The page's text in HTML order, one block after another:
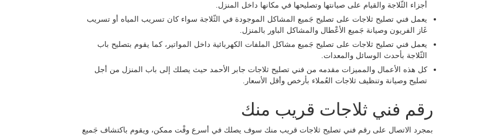
أجزاء الثّلاجة والقيام على صيانتها وتصليحها في مكانها داخل المنزل.
يعمل فني تصليح ثلاجات على تصليح جَميع المشاكل الموجودة في الثّلاجة سواء كان تسريب المياه أو تسريب
غَاز الفريون وصيانة جَميع الأعْطال والمشاكل الباور بالمنزل.
يعمل فني تصليح ثلاجات على تصليح جَميع مشاكل الملفات الكهربائية داخل المواتير، كما يقوم بتصليح باب
الثّلاجة بأحدث الوسائل والمعدات.
كل هذه الأعمال والمميزات مقدمه من فني تصليح ثلاجات جابر الأحمد حيث يصلك إلى باب المنزل من أجل
تصليح وصيانة وتنظيف ثلاجات العُملاء بأرخص وأقل الأسعار.
رقم فني ثلاجات قريب منك
بمجرد الاتصال على رقم فني تصليح ثلاجات قريب منك سوف يصلك في أسرع وقْت ممكن، ويقوم باكتشاف جَميع